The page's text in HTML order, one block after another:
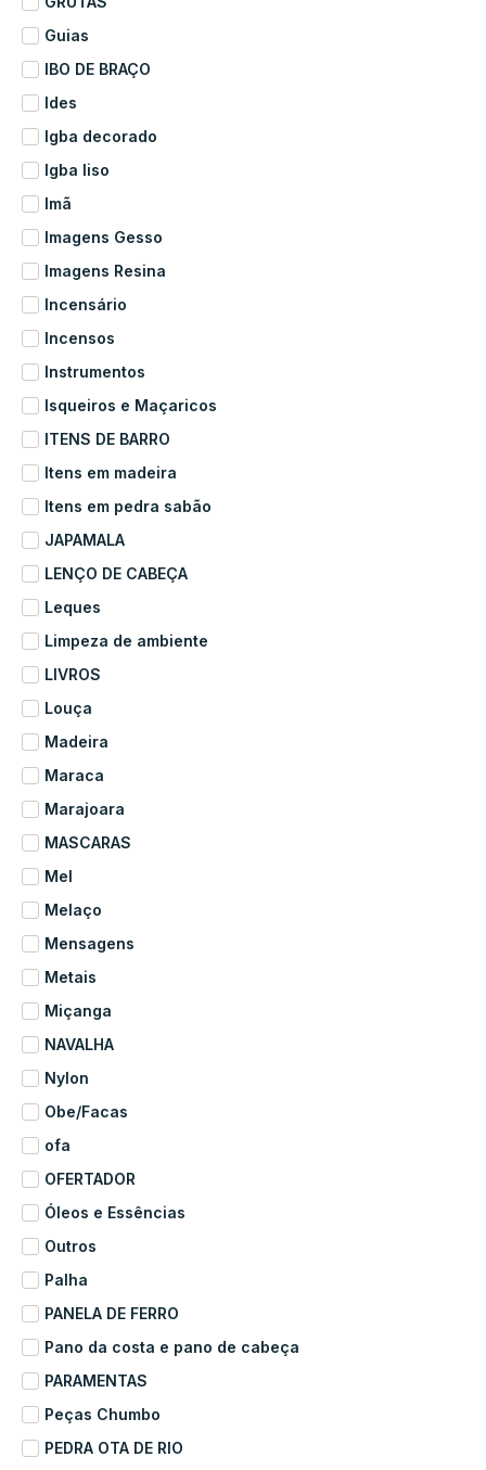
Guias
IBO DE BRAÇO
Ides
Igba decorado
Igba liso
Imã
Imagens Gesso
Imagens Resina
Incensário
Incensos
Instrumentos
Isqueiros e Maçaricos
ITENS DE BARRO
Itens em madeira
Itens em pedra sabão
JAPAMALA
LENÇO DE CABEÇA
Leques
Limpeza de ambiente
LIVROS
Louça
Madeira
Maraca
Marajoara
MASCARAS
Mel
Melaço
Mensagens
Metais
Miçanga
NAVALHA
Nylon
Obe/Facas
ofa
OFERTADOR
Óleos e Essências
Outros
Palha
PANELA DE FERRO
Pano da costa e pano de cabeça
PARAMENTAS
Peças Chumbo
PEDRA OTA DE RIO